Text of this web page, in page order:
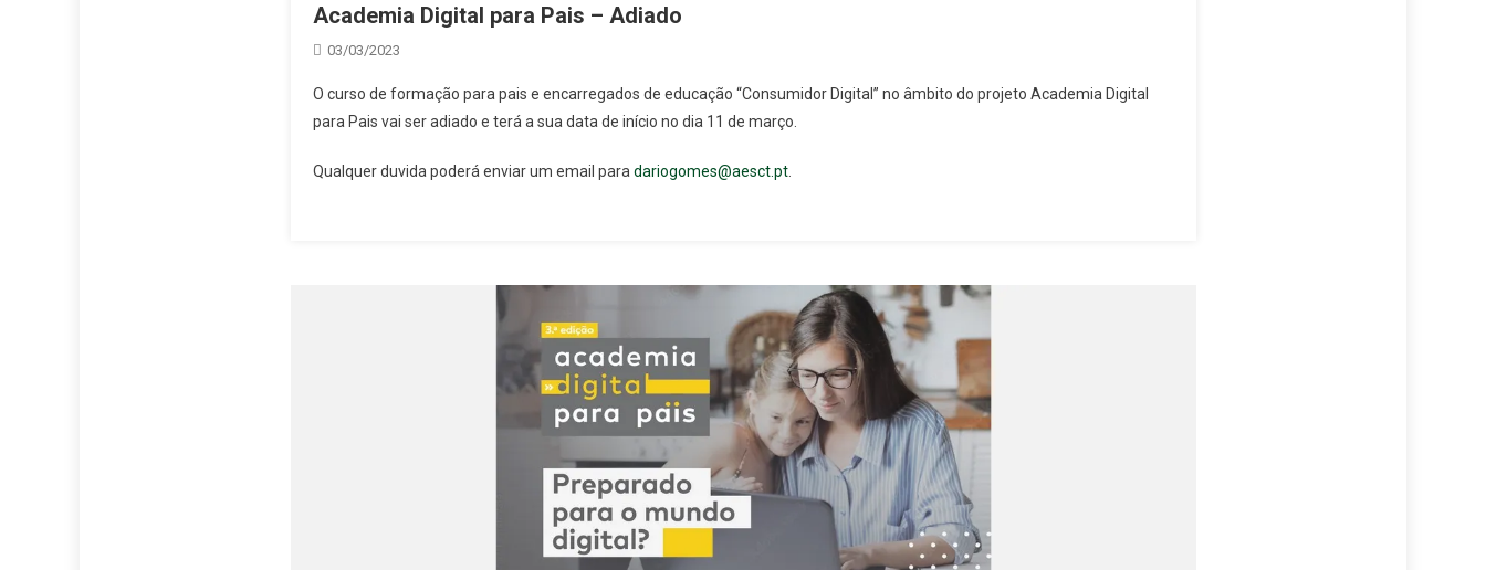
Academia Digital para Pais – Adiado
03/03/2023
O curso de formação para pais e encarregados de educação “Consumidor Digital” no âmbito do projeto Academia Digital
para Pais vai ser adiado e terá a sua data de início no dia 11 de março.
Qualquer duvida poderá enviar um email para dariogomes@aesct.pt.